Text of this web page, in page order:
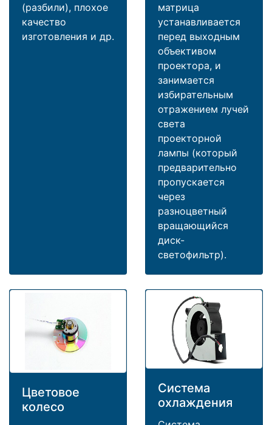
(разбили), плохое
качество
изготовления и др.
матрица
устанавливается
перед выходным
объективом
проектора, и
занимается
избирательным
отражением лучей
света
проекторной
лампы (который
предварительно
пропускается
через
разноцветный
вращающийся
диск-
светофильтр).
Цветовое
колесо
Система
охлаждения